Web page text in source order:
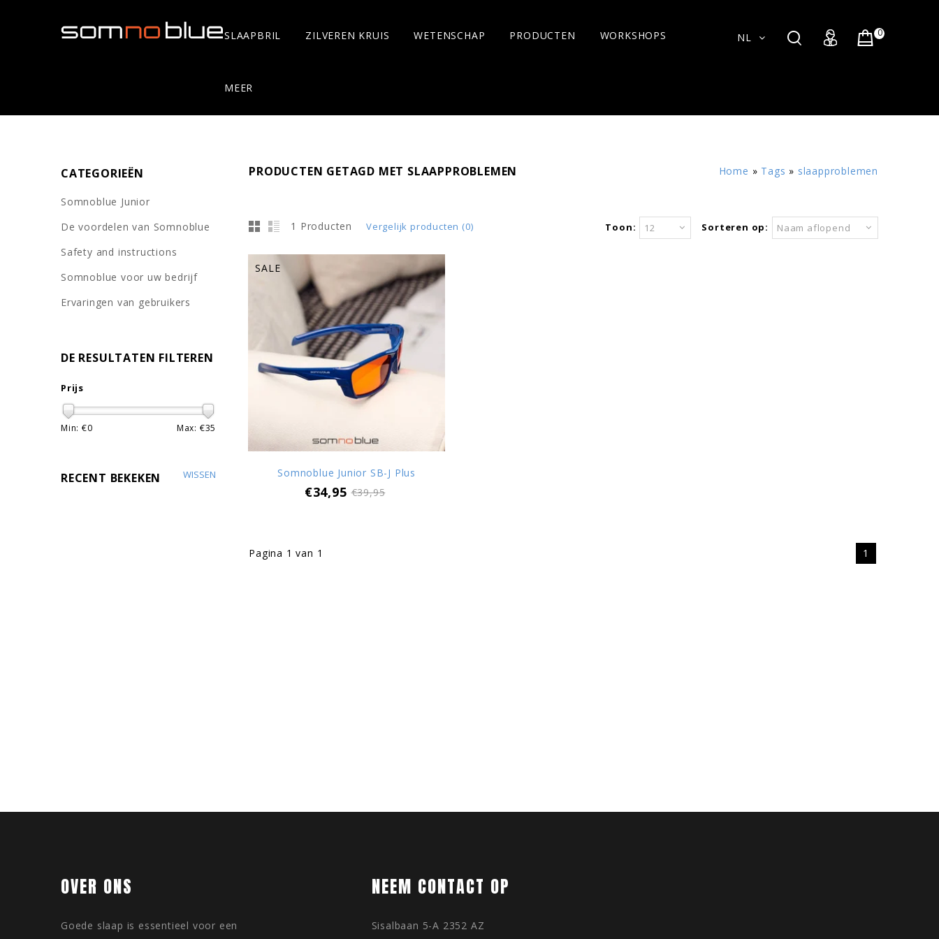
SLAAPBRIL ZILVEREN KRUIS WETENSCHAP PRODUCTEN WORKSHOPS
MEER
0
NL
Home » Tags » slaapproblemen
PRODUCTEN GETAGD MET SLAAPPROBLEMEN
1 Producten Vergelijk producten (0) Sorteren op: Naam aflopend
Toon: 12
Somnoblue Junior SB-J Plus
€34,95€39,95
SALE
Pagina 1 van 1 1
CATEGORIEËN
Somnoblue Junior
De voordelen van Somnoblue
Safety and instructions
Somnoblue voor uw bedrijf
Ervaringen van gebruikers
DE RESULTATEN FILTEREN
Prijs
Min: €0 Max: €35
RECENT BEKEKEN WISSEN
OVER ONS
Goede slaap is essentieel voor een
NEEM CONTACT OP
Sisalbaan 5-A 2352 AZ